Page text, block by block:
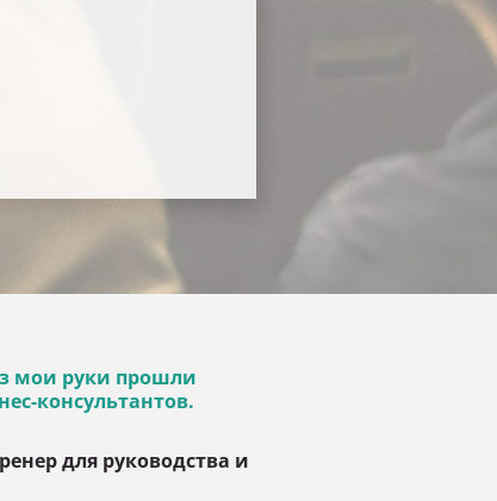
мои руки прошли
консультантов.
для руководства и